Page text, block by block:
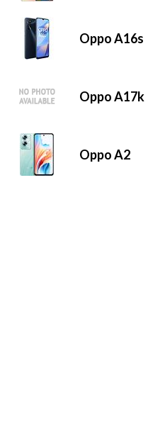
Oppo A16s
Oppo A17k
Oppo A2